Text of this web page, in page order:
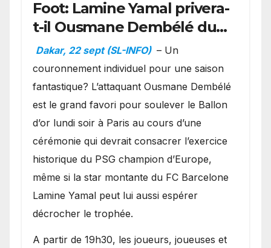
Foot: Lamine Yamal privera-
t-il Ousmane Dembélé du
Ballon d’or ?
Dakar, 22 sept (SL-INFO) – Un
couronnement individuel pour une saison
fantastique? L’attaquant Ousmane Dembélé
est le grand favori pour soulever le Ballon
d’or lundi soir à Paris au cours d’une
cérémonie qui devrait consacrer l’exercice
historique du PSG champion d’Europe,
même si la star montante du FC Barcelone
Lamine Yamal peut lui aussi espérer
décrocher le trophée.
A partir de 19h30, les joueurs, joueuses et